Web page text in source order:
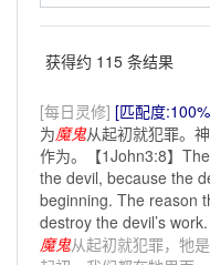
获得约 115 条结果
[每日灵修] [匹配度
为魔鬼从起初就犯罪。
作为。【1John3:8】
the devil, because the
beginning. The reason
destroy the devil’s work.
魔鬼从起初就犯罪，牠